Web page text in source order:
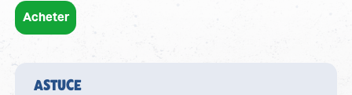
Acheter
ASTUCE